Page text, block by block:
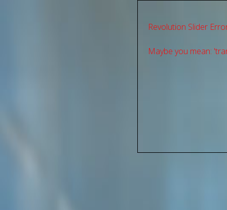
Revolution Slider
Maybe you mean: